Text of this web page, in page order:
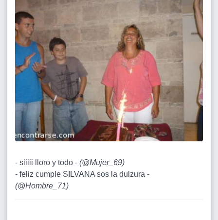
- siiiii lloro y todo - (@Mujer_69)
- feliz cumple SILVANA sos la dulzura -
(@Hombre_71)